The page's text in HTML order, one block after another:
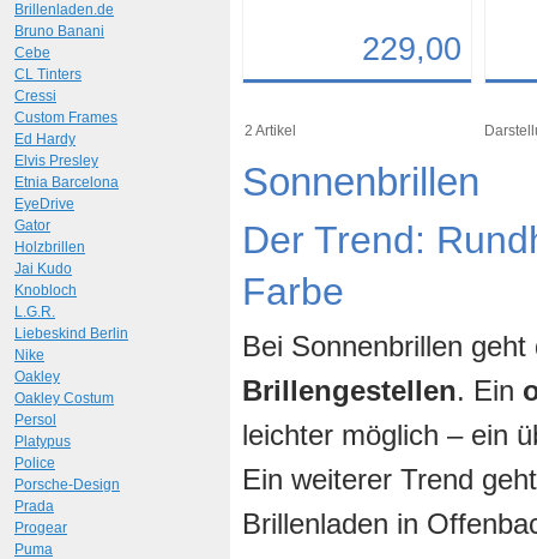
229,00
Art.-Nr.: 9766 Art.-
2 Artikel
Sonnenbrillen
Der Trend:
Farbe
Bei Sonnenbrillen
Brillengestellen. Ein
leichter möglich – ein
Ein weiterer Trend
Brillenladen in
Brillenladen.de
Bruno Banani
Cebe
CL Tinters
Cressi
Custom Frames
Ed Hardy
Elvis Presley
Etnia Barcelona
EyeDrive
Gator
Holzbrillen
Jai Kudo
Knobloch
L.G.R.
Liebeskind Berlin
Nike
Oakley
Oakley Costum
Persol
Platypus
Police
Porsche-Design
Prada
Progear
Puma